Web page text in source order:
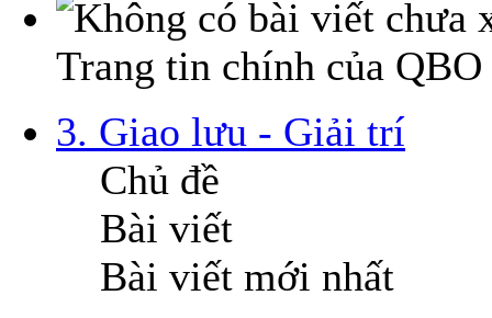
Trang tin chính của QBO
3. Giao lưu - Giải trí
Chủ đề
Bài viết
Bài viết mới nhất